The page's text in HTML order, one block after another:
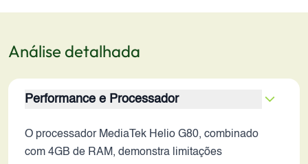
Análise detalhada
Performance e Processador
O processador MediaTek Helio G80, combinado
com 4GB de RAM, demonstra limitações